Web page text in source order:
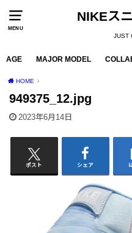
MENU
NIKEス
JUST
AGE MAJOR MODEL
HOME
949375_12.jpg
2023年6月14日
ポスト シェア